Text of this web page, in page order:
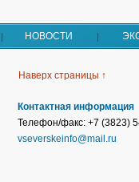
НОВОСТИ
Наверх страницы ↑
Контактная информация
Телефон/факс: +7 (3823)
vseverskeinfo@mail.ru